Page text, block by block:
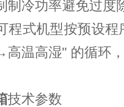
制冷功率避免过度
程式机型按预设程
温高湿" 的循环
技术参数